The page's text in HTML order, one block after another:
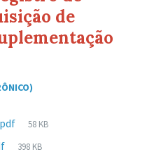
de
Tamanho
arquivo:
58 KB
Tamanho
398 KB